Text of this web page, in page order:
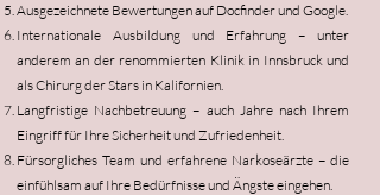
Ausgezeichnete Bewertungen auf Docfinder und Google.
Internationale Ausbildung und Erfahrung – unter
anderem an der renommierten Klinik in Innsbruck und
als Chirurg der Stars in Kalifornien.
Langfristige Nachbetreuung – auch Jahre nach Ihrem
Eingriff für Ihre Sicherheit und Zufriedenheit.
Fürsorgliches Team und erfahrene Narkoseärzte – die
einfühlsam auf Ihre Bedürfnisse und Ängste eingehen.